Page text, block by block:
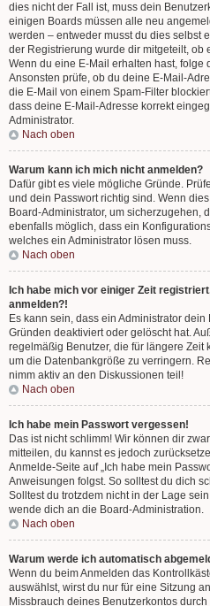
dies nicht der Fall ist, muss dein
einigen Boards müssen alle neu
werden – entweder musst du dies selbst
der Registrierung wurde dir mitgeteilt, ob
Wenn du eine E-Mail erhalten hast, folge
Ansonsten prüfe, ob du deine E-Mail-
die E-Mail von einem Spam-Filter
dass deine E-Mail-Adresse korrekt
Administrator.
Nach oben
Warum kann ich mich nicht anmelden?
Dafür gibt es viele mögliche Gründe.
und dein Passwort richtig sind. Wenn
Board-Administrator, um sicherzugehen,
ebenfalls möglich, dass ein
welches ein Administrator lösen muss.
Nach oben
Ich habe mich vor einiger Zeit
anmelden?!
Es kann sein, dass ein Administrator
Gründen deaktiviert oder gelöscht hat.
regelmäßig Benutzer, die für längere
um die Datenbankgröße zu verringern.
nimm aktiv an den Diskussionen teil!
Nach oben
Ich habe mein Passwort vergessen!
Das ist nicht schlimm! Wir können dir
mitteilen, du kannst es jedoch
Anmelde-Seite auf „Ich habe mein
Anweisungen folgst. So solltest du dich
Solltest du trotzdem nicht in der Lage
wende dich an die Board-Administration.
Nach oben
Warum werde ich automatisch
Wenn du beim Anmelden das
auswählst, wirst du nur für eine Sitzung
Missbrauch deines Benutzerkontos